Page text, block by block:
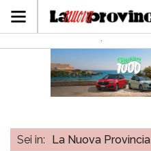
Sei in: La Nuova Provincia